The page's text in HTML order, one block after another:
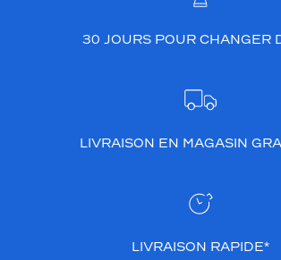
30 JOURS POUR CHANGER
LIVRAISON EN MAGASIN
LIVRAISON RAPIDE*